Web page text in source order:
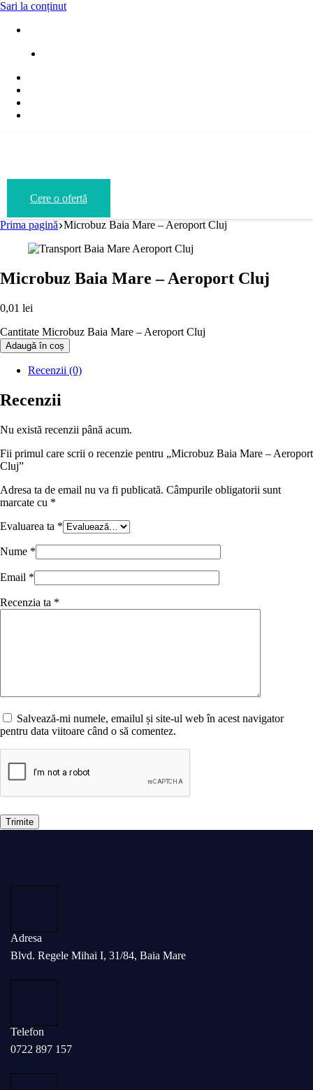
Sari la conținut
Cere o ofertă
Prima pagină Microbuz Baia Mare – Aeroport Cluj
Microbuz Baia Mare – Aeroport Cluj
0,01 lei
Cantitate Microbuz Baia Mare – Aeroport Cluj
Adaugă în coș
Recenzii (0)
Recenzii
Nu există recenzii până acum.
Fii primul care scrii o recenzie pentru „Microbuz Baia Mare – Aeroport
Cluj”
Adresa ta de email nu va fi publicată. Câmpurile obligatorii sunt
marcate cu *
Evaluarea ta *
Nume *
Email *
Recenzia ta *
Salvează-mi numele, emailul și site-ul web în acest navigator
pentru data viitoare când o să comentez.
Trimite
Adresa
Blvd. Regele Mihai I, 31/84, Baia Mare
Telefon
0722 897 157